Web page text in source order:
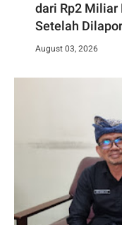
dari Rp2
Setelah
August 03, 2026